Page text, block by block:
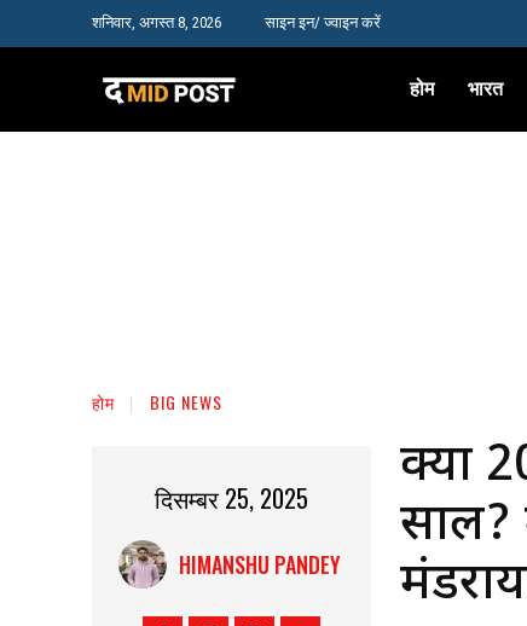
शनिवार, अगस्त 8, 2026 साइन इन/ ज्वाइन करें
होम भारत
होम BIG NEWS
दिसम्बर 25, 2025
HIMANSHU PANDEY
क्या
साल?